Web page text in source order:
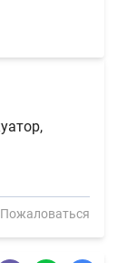
Пожаловаться